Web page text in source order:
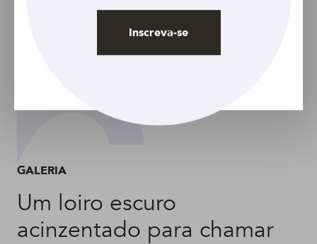
GALERIA
Um loiro escuro
acinzentado para chamar
Inscreva-se